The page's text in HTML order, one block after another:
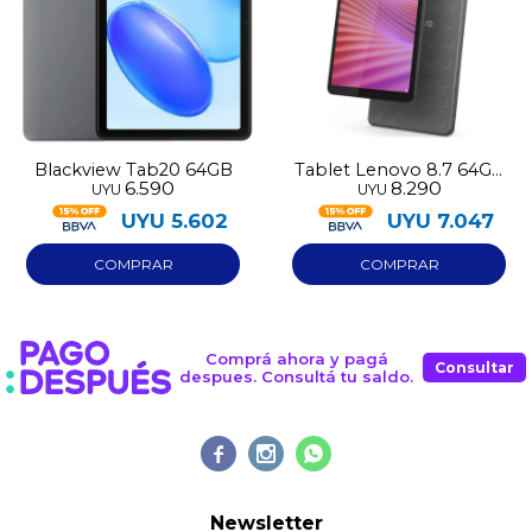
Blackview Tab20 64GB
UYU 6.590
UYU 5.602
Tablet Lenovo 8.7 64GB
con case de regalo
UYU 8.290
UYU 7.047
Comprá ahora y pagá
despues. Consultá tu saldo.
Consultar
  
Newsletter